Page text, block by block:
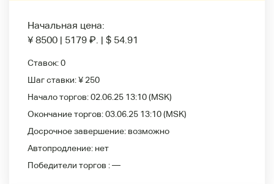
Начальная цена:
¥ 8500 | 5179 ₽. | $ 54.91
Ставок:0
Шаг ставки:¥ 250
Начало торгов:02.06.25 13:10(MSK)
Окончание торгов:03.06.25 13:10(MSK)
Досрочное завершение: возможно
Автопродление: нет
Победители
торгов :—